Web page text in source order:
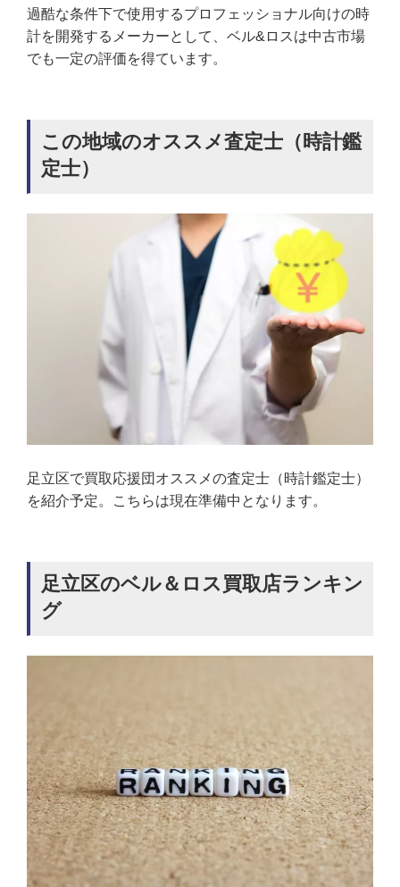
過酷な条件下で使用するプロフェッショナル向けの時
計を開発するメーカーとして、ベル&ロスは中古市場
でも一定の評価を得ています。
この地域のオススメ査定士（時計鑑
定士）
足立区で買取応援団オススメの査定士（時計鑑定士）
を紹介予定。こちらは現在準備中となります。
足立区のベル＆ロス買取店ランキン
グ